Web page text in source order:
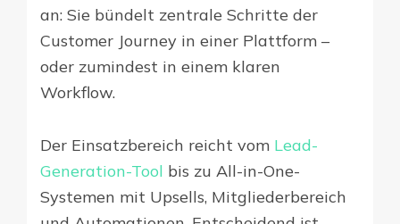
an: Sie bündelt zentrale Schritte der
Customer Journey in einer Plattform –
oder zumindest in einem klaren
Workflow.
Der Einsatzbereich reicht vom Lead-
Generation-Tool bis zu All-in-One-
Systemen mit Upsells, Mitgliederbereich